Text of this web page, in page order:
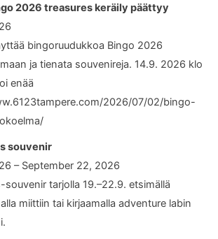
2026 treasures keräily päättyy
bingoruudukkoa Bingo 2026
ja tienata souvenireja. 14.9. 2026 klo
enää
2026/07/02/bingo-
souvenir
– September 22, 2026
tarjolla 19.–22.9. etsimällä
miittiin tai kirjaamalla adventure labin